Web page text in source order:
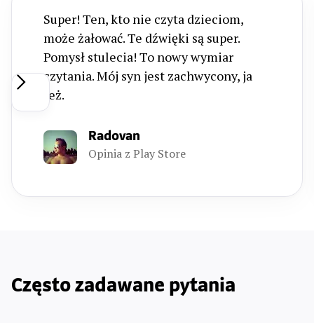
Super! Ten, kto nie czyta dzieciom,
może żałować. Te dźwięki są super.
Pomysł stulecia! To nowy wymiar
czytania. Mój syn jest zachwycony, ja
też.
Radovan
Opinia z Play Store
Często zadawane pytania